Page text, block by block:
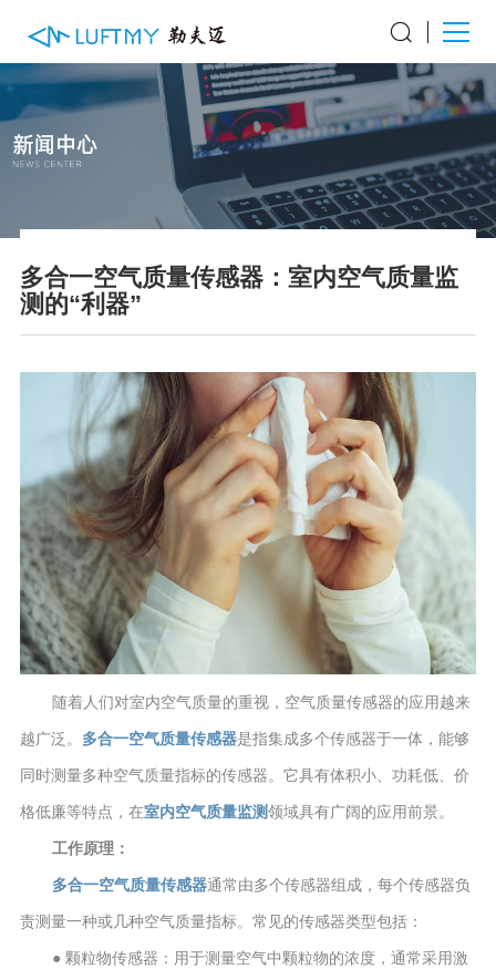
多合一空气质量传感器：室内空气质量监
测的“利器”
随着人们对室内空气质量的重视，空气质量传感器的应用越来
越广泛。 多合一空气质量传感器是指集成多个传感器于一体，能够
同时测量多种空气质量指标的传感器。它具有体积小、功耗低、价
格低廉等特点，在室内空气质量监测领域具有广阔的应用前景。
工作原理：
多合一空气质量传感器通常由多个传感器组成，每个传感器负
责测量一种或几种空气质量指标。常见的传感器类型包括：
● 颗粒物传感器：用于测量空气中颗粒物的浓度，通常采用激